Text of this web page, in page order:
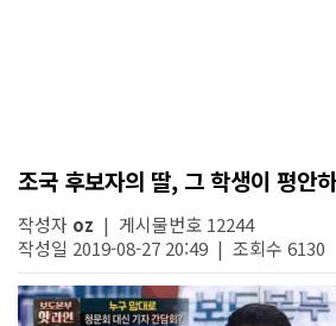
조국 후보자의 딸, 그 학생이 평안
작성자 oz | 게시물번호 12244
작성일 2019-08-27 20:49 | 조회수 6130